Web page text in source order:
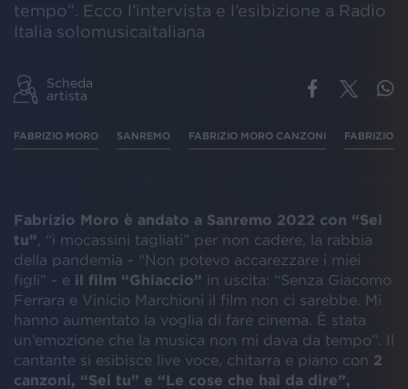
tempo”. Ecco l’intervista e l’esibizione a Radio
Italia solomusicaitaliana
Scheda
artista
FABRIZIO MORO SANREMO FABRIZIO MORO CANZONI FABRIZIO
Fabrizio Moro è andato a Sanremo 2022 con “Sei
tu” , “i mocassini tagliati” per non cadere, la rabbia
della pandemia - “Non potevo accarezzare i miei
figli” - e il film “Ghiaccio” in uscita: “Senza Giacomo
Ferrara e Vinicio Marchioni il film non ci sarebbe. Mi
hanno aumentato la voglia di fare cinema. È stata
un’emozione che la musica non mi dava da tempo”. Il
cantante si esibisce live voce, chitarra e piano con 2
canzoni, “Sei tu” e “Le cose che hai da dire”,